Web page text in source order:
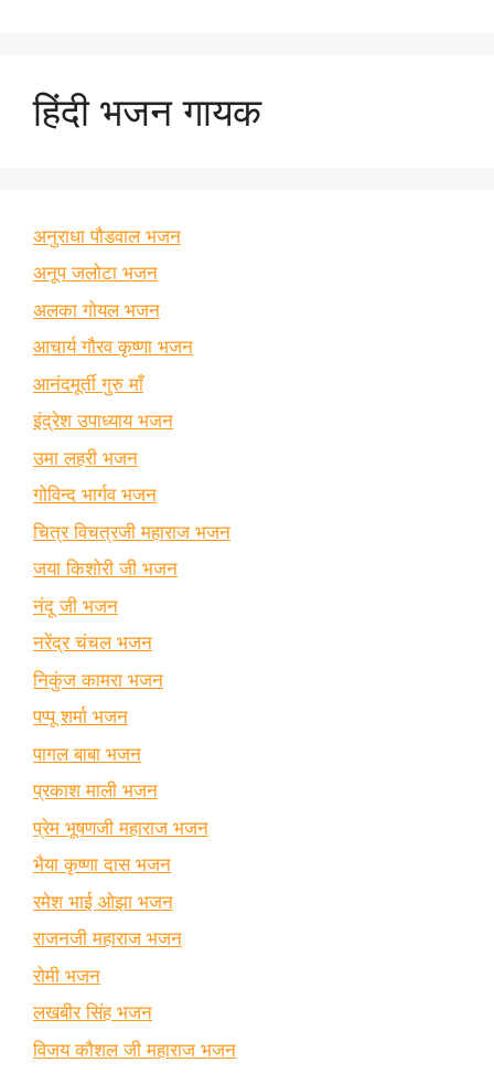
हिंदी भजन गायक
अनुराधा पौडवाल भजन
अनूप जलोटा भजन
अलका गोयल भजन
आचार्य गौरव कृष्णा भजन
आनंदमूर्ती गुरु माँ
इंद्रेश उपाध्याय भजन
उमा लहरी भजन
गोविन्द भार्गव भजन
चित्र विचत्रजी महाराज भजन
जया किशोरी जी भजन
नंदू जी भजन
नरेंद्र चंचल भजन
निकुंज कामरा भजन
पप्पू शर्मा भजन
पागल बाबा भजन
प्रकाश माली भजन
प्रेम भूषणजी महाराज भजन
भैया कृष्णा दास भजन
रमेश भाई ओझा भजन
राजनजी महाराज भजन
रोमी भजन
लखबीर सिंह भजन
विजय कौशल जी महाराज भजन